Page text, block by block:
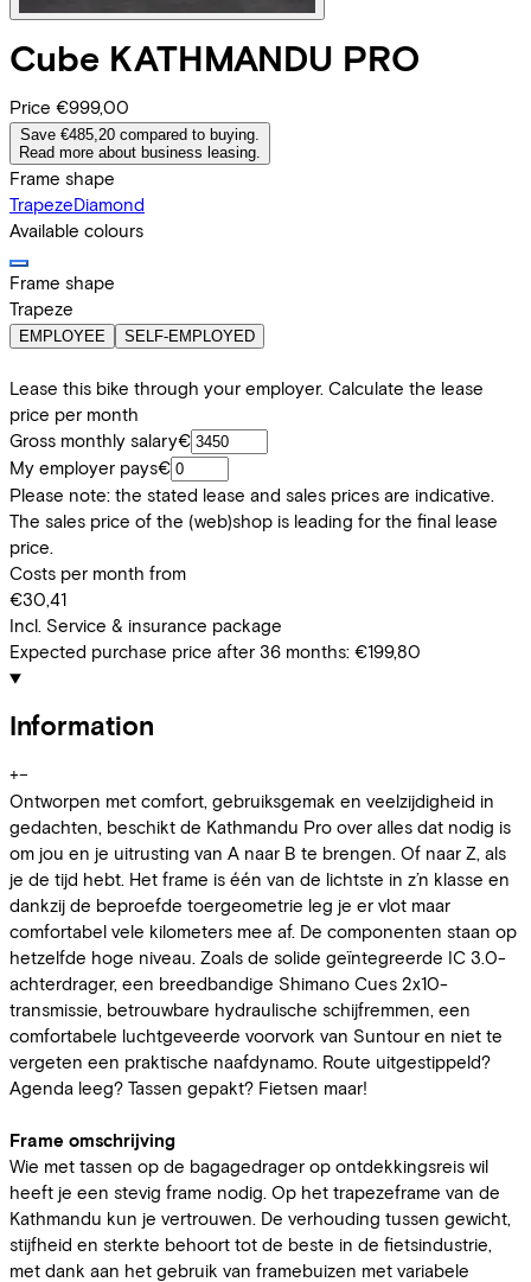
Cube KATHMANDU PRO
Price €999,00
Save €485,20 compared to buying.
Read more about business leasing.
Frame shape
TrapezeDiamond
Available colours
Frame shape
Trapeze
EMPLOYEE SELF-EMPLOYED
Lease this bike through your employer. Calculate the lease
price per month
Gross monthly salary€
My employer pays€
Please note: the stated lease and sales prices are indicative.
The sales price of the (web)shop is leading for the final lease
price.
Costs per month from
€30,41
Incl. Service & insurance package
Expected purchase price after 36 months: €199,80
Information
+−
Ontworpen met comfort, gebruiksgemak en veelzijdigheid in
gedachten, beschikt de Kathmandu Pro over alles dat nodig is
om jou en je uitrusting van A naar B te brengen. Of naar Z, als
je de tijd hebt. Het frame is één van de lichtste in z’n klasse en
dankzij de beproefde toergeometrie leg je er vlot maar
comfortabel vele kilometers mee af. De componenten staan op
hetzelfde hoge niveau. Zoals de solide geïntegreerde IC 3.0-
achterdrager, een breedbandige Shimano Cues 2x10-
transmissie, betrouwbare hydraulische schijfremmen, een
comfortabele luchtgeveerde voorvork van Suntour en niet te
vergeten een praktische naafdynamo. Route uitgestippeld?
Agenda leeg? Tassen gepakt? Fietsen maar!
Frame omschrijving
Wie met tassen op de bagagedrager op ontdekkingsreis wil
heeft je een stevig frame nodig. Op het trapezeframe van de
Kathmandu kun je vertrouwen. De verhouding tussen gewicht,
stijfheid en sterkte behoort tot de beste in de fietsindustrie,
met dank aan het gebruik van framebuizen met variabele